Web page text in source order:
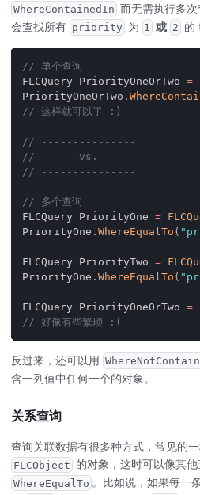
WhereContainedIn 而无需执行多
会查找所有 priority 为 1 或 2 的
// 单个查询
FLCQuery PriorityOneOrTwo =
PriorityOneOrTwo .
// 这样就可以了 :)
// ---------------
//       vs.
// ---------------
// 多个查询
FLCQuery PriorityOne =
PriorityOne . WhereEqualTo (
FLCQuery PriorityTwo =
PriorityOne . WhereEqualTo (
FLCQuery PriorityOneOrTwo =
// 好像有些繁琐 :(
反过来，还可以用
含一列值中任何一个的对象。
关系查询
查询关联数据有很多种方式，常见的
FLCObject 的对象，这时可以像其他
WhereEqualTo 。比如说，如果每一